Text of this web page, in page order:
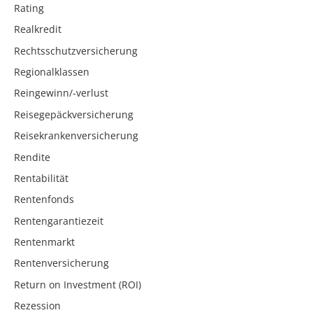
Rating
Realkredit
Rechtsschutzversicherung
Regionalklassen
Reingewinn/-verlust
Reisegepäckversicherung
Reisekrankenversicherung
Rendite
Rentabilität
Rentenfonds
Rentengarantiezeit
Rentenmarkt
Rentenversicherung
Return on Investment (ROI)
Rezession